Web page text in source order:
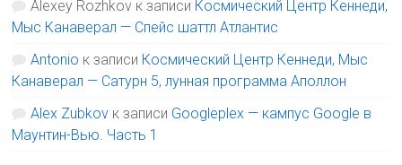
Alexey Rozhkov к записи Космический Центр Кеннеди,
Мыс Канаверал — Спейс шаттл Атлантис
Antonio к записи Космический Центр Кеннеди, Мыс
Канаверал — Сатурн 5, лунная программа Аполлон
Alex Zubkov к записи Googleplex — кампус Google в
Маунтин-Вью. Часть 1